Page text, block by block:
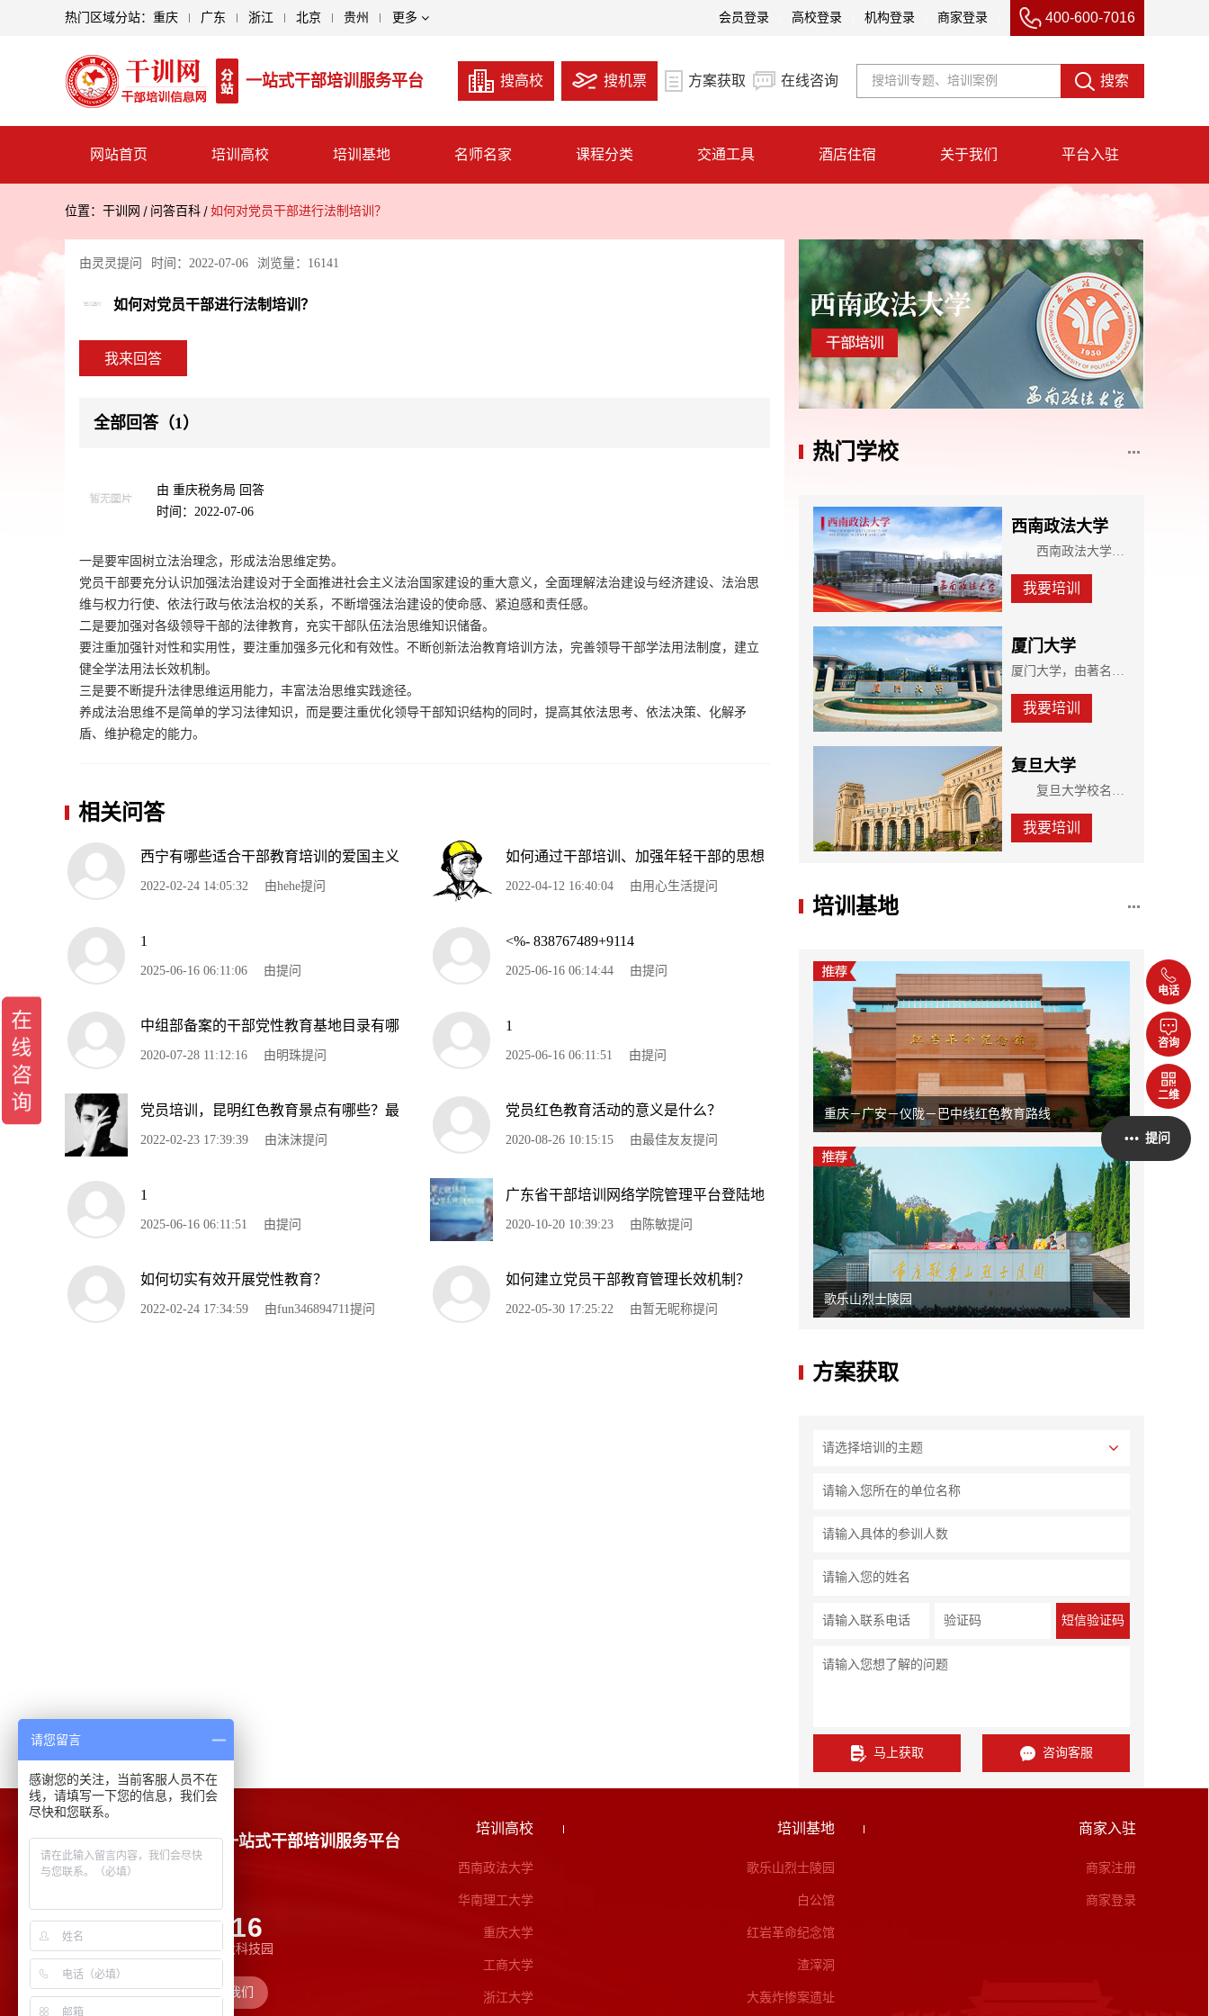
热门区域分站： 重庆 广东 浙江 北京 贵州 更多 会员登录 高校登录 机构登录 商家登录 400-600-7016
一站式干部培训服务平台 搜高校 搜机票 方案获取 在线咨询 搜索
网站首页 培训高校 培训基地 名师名家 课程分类 交通工具 酒店住宿 关于我们 平台入驻
位置： 干训网 问答百科 如何对党员干部进行法制培训？
由灵灵提问 时间：2022-07-06 浏览量：16141
如何对党员干部进行法制培训？
我来回答
全部回答（1）
由 重庆税务局 回答
时间：2022-07-06
一是要牢固树立法治理念，形成法治思维定势。
党员干部要充分认识加强法治建设对于全面推进社会主义法治国家建设的重大意义，全面理解法治建设与经济建设、法治思
维与权力行使、依法行政与依法治权的关系，不断增强法治建设的使命感、紧迫感和责任感。
二是要加强对各级领导干部的法律教育，充实干部队伍法治思维知识储备。
要注重加强针对性和实用性，要注重加强多元化和有效性。不断创新法治教育培训方法，完善领导干部学法用法制度，建立
健全学法用法长效机制。
三是要不断提升法律思维运用能力，丰富法治思维实践途径。
养成法治思维不是简单的学习法律知识，而是要注重优化领导干部知识结构的同时，提高其依法思考、依法决策、化解矛
盾、维护稳定的能力。
相关问答
西宁有哪些适合干部教育培训的爱国主义
2022-02-24 14:05:32 由hehe提问
如何通过干部培训、加强年轻干部的思想
2022-04-12 16:40:04 由用心生活提问
1
2025-06-16 06:11:06 由提问
<%- 838767489+9114
2025-06-16 06:14:44 由提问
中组部备案的干部党性教育基地目录有哪
2020-07-28 11:12:16 由明珠提问
1
2025-06-16 06:11:51 由提问
党员培训，昆明红色教育景点有哪些？最
2022-02-23 17:39:39 由沫沫提问
党员红色教育活动的意义是什么？
2020-08-26 10:15:15 由最佳友友提问
1
2025-06-16 06:11:51 由提问
广东省干部培训网络学院管理平台登陆地
2020-10-20 10:39:23 由陈敏提问
如何切实有效开展党性教育？
2022-02-24 17:34:59 由fun346894711提问
如何建立党员干部教育管理长效机制？
2022-05-30 17:25:22 由暂无昵称提问
热门学校
西南政法大学
西南政法大学是新中国最早建立的高等政法学府，改革开放后国家首批重点大学，国家首批卓越法律人才教育培养基地，教育部与重庆市人民政府共建高校，来华留学生中国政府奖学金委托培养院校，中西部高校基础能力提升计划二期入选高校。学校前身为1950年创建的由刘伯承担任校长的西南人民革命大学。1953年，以西南人民革命大学政法系为基础成立西南政法学院，首任院长是抗日民族英雄、原东北抗日联军第二路军总指挥周保中将军。1978年，被国务院批准为全国重点大学;1993年，被国务院学位委员会批准为博士学位授权单位;1995年，经原国家教委批准更名为西南政法大学。2003年，被国务院学位委员会批准为全国首批法学一级学科博士学位授权单位;2004年，经国家人事部批准设置法学博士后科研流动站。2012年3月，经教育部批准为自主招生试点高校;同年8月，经中共中央政法委员会、教育部批准成为首批卓越法律人才教育培养基地;同年10月，成为教育部和重庆市人民政府共建高校。2016年，入选国家“中西部高校基础能力建设工程”院校;2017年，入选重庆市一流学科建设高校。
我要培训
厦门大学
厦门大学，由著名爱国华侨领袖陈嘉庚先生于1921年创办，是中国近代教育史上第一所华侨创办的大学，也是国家“211工程”和“985工程”重点建设的高水平大学。2017年，厦门大学入选国家公布的A类世界一流大学建设高校名单。中共厦门大学第十一次代表大会进一步深化了厦门大学创建世界一流大学的奋斗目标：在建校百年之际，全面建成世界知名高水平研究型大学;在新中国成立百年之际，跃居世界一流大学前列。目前，厦门大学正昂首阔步朝着既定的奋斗目标迈进
我要培训
复旦大学
复旦大学校名取自《尚书大传》之“日月光华，旦复旦兮”，始创于1905年，原名复旦公学，1917年定名为复旦大学，是中国人自主创办的第一所高等院校。1952年院系调整后，学校成为以文理基础教学和研究为主的综合性大学。上海医科大学前身是1927年创办的国立第四中山大学医学院，是中国人自主创办的第一所国立高等医科院校。2000年，复旦大学与上海医科大学合并，组建新的复旦大学
我要培训
培训基地
重庆－广安－仪陇－巴中线红色教育路线
歌乐山烈士陵园
方案获取
短信验证码
S
马上获取 咨询客服
一站式干部培训服务平台
7X24 小时服务热线
400-600-7016
ADD:重庆市 · 沙坪坝区沙杨路重大科技园
在线客服 关注我们
培训高校
西南政法大学
华南理工大学
重庆大学
工商大学
浙江大学
培训基地
歌乐山烈士陵园
白公馆
红岩革命纪念馆
渣滓洞
大轰炸惨案遗址
商家入驻
商家注册
商家登录
电话
咨询
二维
码
提问
请您留言
感谢您的关注，当前客服人员不在
线，请填写一下您的信息，我们会
尽快和您联系。